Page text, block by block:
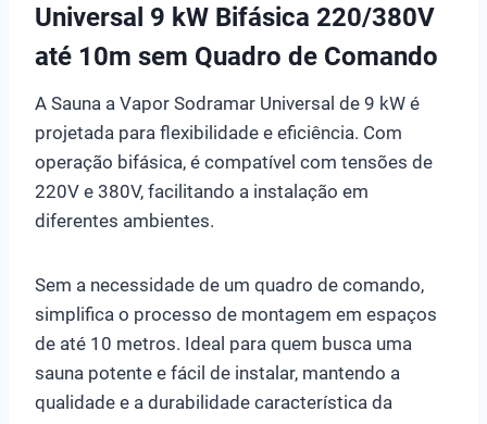
Universal 9 kW Bifásica 220/380V
até 10m sem Quadro de Comando
A Sauna a Vapor Sodramar Universal de 9 kW é
projetada para flexibilidade e eficiência. Com
operação bifásica, é compatível com tensões de
220V e 380V, facilitando a instalação em
diferentes ambientes.
Sem a necessidade de um quadro de comando,
simplifica o processo de montagem em espaços
de até 10 metros. Ideal para quem busca uma
sauna potente e fácil de instalar, mantendo a
qualidade e a durabilidade característica da